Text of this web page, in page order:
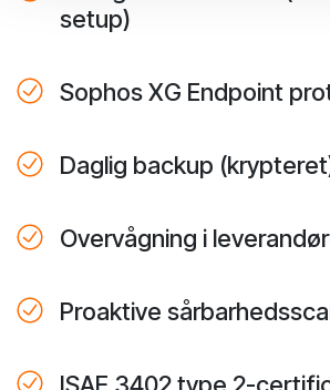
setup)
Sophos XG Endpoint
Daglig backup
Overvågning i
Proaktive